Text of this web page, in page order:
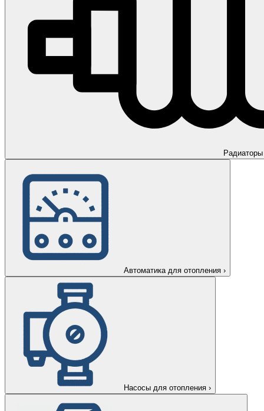
Радиаторы
Автоматика для отопления ›
Насосы для отопления ›